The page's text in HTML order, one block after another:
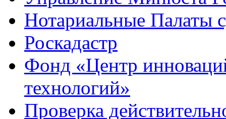
Нотариальные Палаты
Роскадастр
Фонд «Центр
технологий»
Проверка